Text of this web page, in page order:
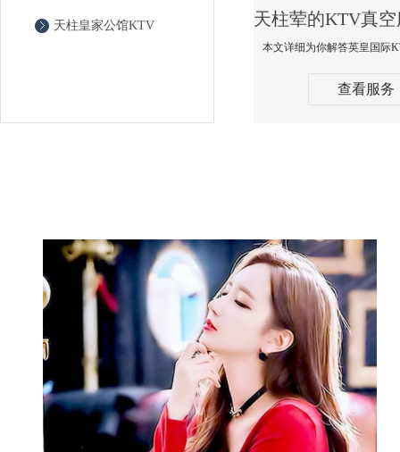
天柱皇家公馆KTV
查看服务